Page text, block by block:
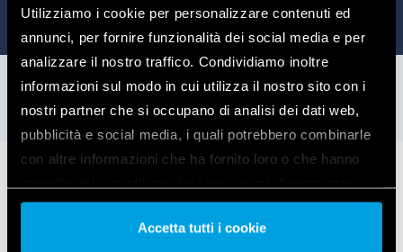
Utilizziamo i cookie per personalizzare contenuti ed
annunci, per fornire funzionalità dei social media e per
analizzare il nostro traffico. Condividiamo inoltre
informazioni sul modo in cui utilizza il nostro sito con i
nostri partner che si occupano di analisi dei dati web,
pubblicità e social media, i quali potrebbero combinarle
con altre informazioni che ha fornito loro o che hanno
nostri cookie se continua ad utilizzare il nostro sito web.
Accetta tutti i cookie
Przykłady zastosowań